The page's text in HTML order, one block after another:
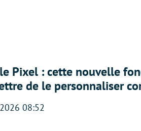
Pixel : cette nouvelle
de le personnaliser
08:52